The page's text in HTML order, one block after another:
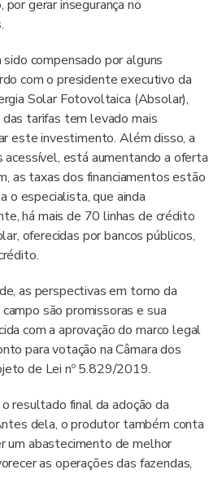
gerar insegurança no
compensado por alguns
com o presidente executivo da
Solar Fotovoltaica (Absolar),
das tarifas tem levado mais
este investimento. Além disso, a
está aumentando a oferta
as taxas dos financiamentos estão
o especialista, que ainda
há mais de 70 linhas de crédito
oferecidas por bancos públicos,
as perspectivas em torno da
são promissoras e sua
com a aprovação do marco legal
para votação na Câmara dos
de Lei nº 5.829/2019.
resultado final da adoção da
dela, o produtor também conta
um abastecimento de melhor
as operações das fazendas,